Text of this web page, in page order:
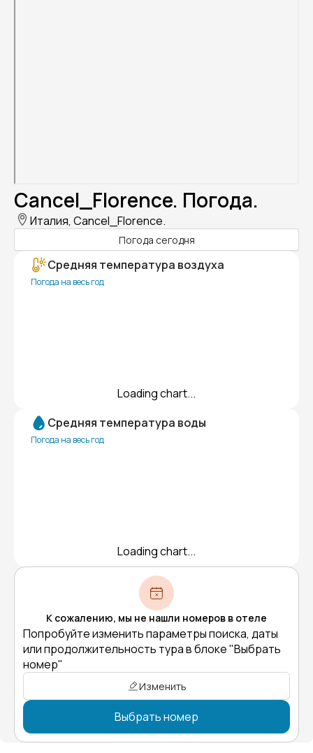
Cancel_Florence. Погода.
Италия, Cancel_Florence.
Погода сегодня
Средняя температура воздуха
Погода на весь год
Loading chart...
Средняя температура воды
Погода на весь год
Loading chart...
К сожалению, мы не нашли номеров в отеле
Попробуйте изменить параметры поиска, даты
или продолжительность тура в блоке "Выбрать
номер"
Изменить
Выбрать номер